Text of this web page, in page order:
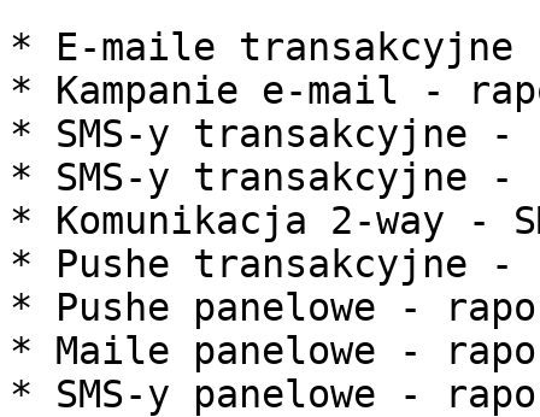
* E-maile transakcyjne
* Kampanie e-mail -
* SMS-y transakcyjne -
* SMS-y
* Komunikacja 2-way -
* Pushe transakcyjne -
* Pushe panelowe -
* Maile panelowe -
* SMS-y panelowe -